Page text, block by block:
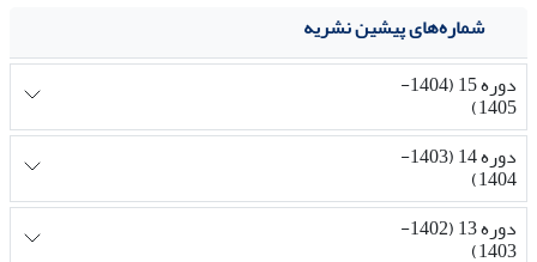
شماره‌های پیشین نشریه
دوره 15 (1404-
1405)
دوره 14 (1403-
1404)
دوره 13 (1402-
1403)